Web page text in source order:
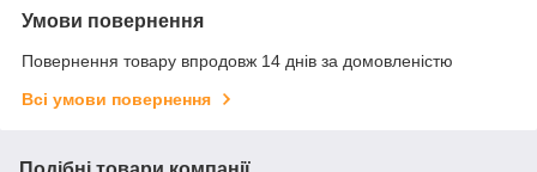
Умови повернення
Повернення товару впродовж 14 днів за домовленістю
Всі умови повернення